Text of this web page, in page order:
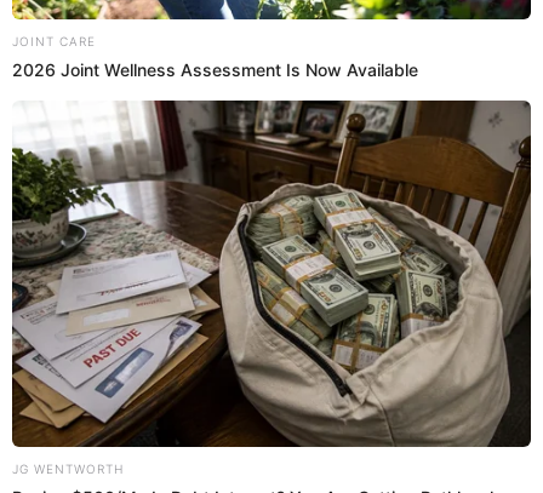
Publicación de Angie en Instagram
“Nunca jamás te abandonaré (Hebreos 13:5) De mí pueden
pensar cualquier cosa, pero realmente solo Dios sabe lo
que pienso y lo que vengo haciendo hace mucho tiempo.
Para mí, lo más importante es mi familia”, fue el
comentario que mostró en sus redes. “Luchemos todos por
la paz y felicidad que solo
Jehovános pueda dar por
medio de Jesús. Mis mejores deseos de todo corazón,
oren. Para que pronto venga al reino. Familia”, agregó,
resaltando la palabra 'familia'.
Por último, se pudo escuchar una canción que decía:
"Déjala que baile con otros zapatos, unos que no aprieten